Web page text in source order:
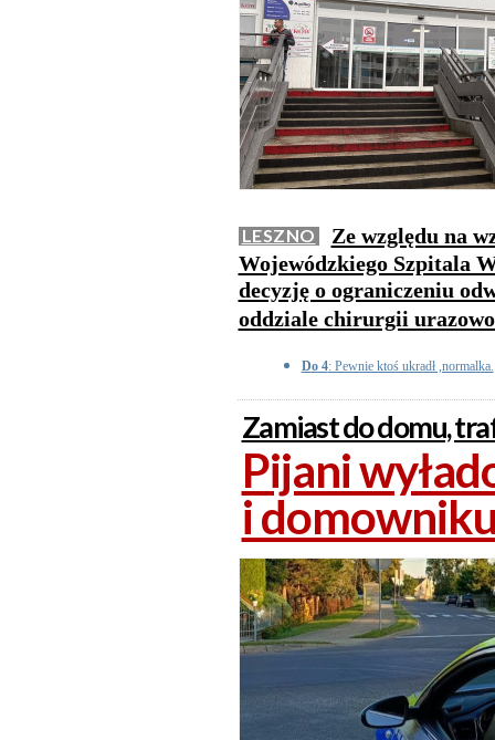
LESZNO
Ze względu na
Wojewódzkiego Szpitala
decyzję o ograniczeniu
oddziale chirurgii
Do 4: Pewnie ktoś ukradł ,normalka.
Zamiast do domu,
Pijani
i